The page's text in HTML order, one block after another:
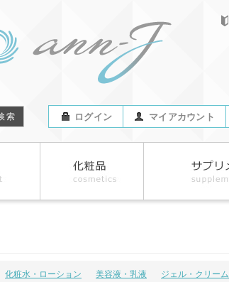
ログイン マイアカウント
化粧水・ローション 美容液・乳液 ジェル・クリーム